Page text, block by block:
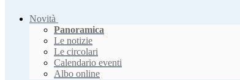
Novità
Panoramica
Le notizie
Le circolari
Calendario eventi
Albo online